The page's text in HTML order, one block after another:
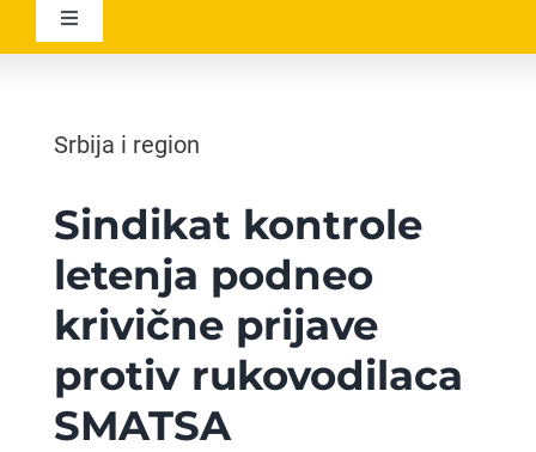
Toggle
Navigation
GEOGRAPHICA
AVIOPEDIA
SPECIJAL
FOTO PRIČA
Srbija i region
Sindikat kontrole
letenja podneo
krivične prijave
protiv rukovodilaca
SMATSA